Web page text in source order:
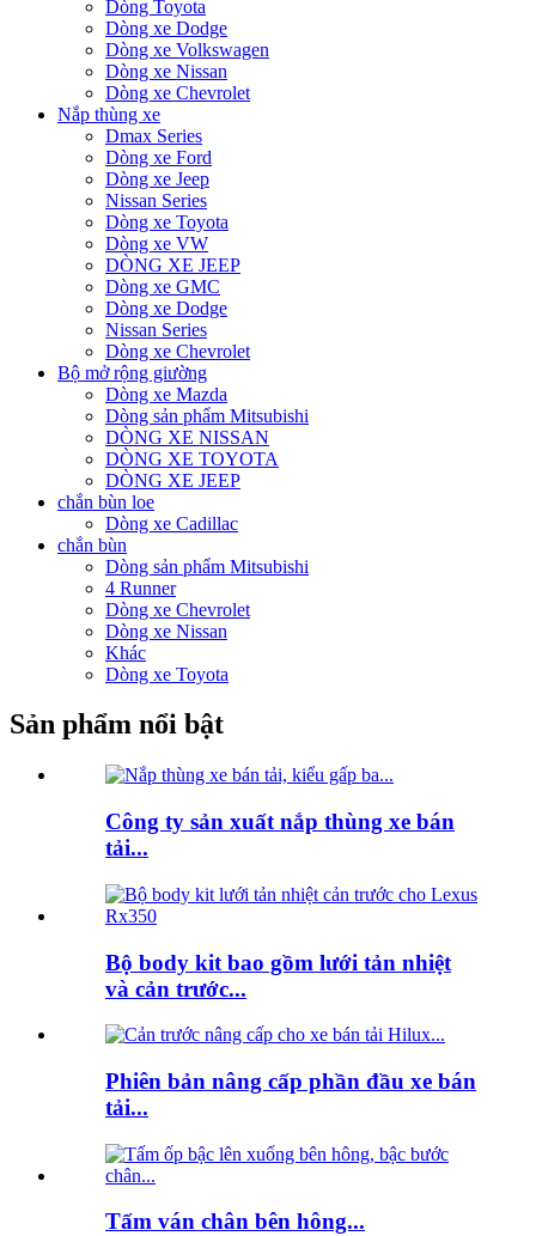
Dòng Toyota
Dòng xe Dodge
Dòng xe Volkswagen
Dòng xe Nissan
Dòng xe Chevrolet
Nắp thùng xe
Dmax Series
Dòng xe Ford
Dòng xe Jeep
Nissan Series
Dòng xe Toyota
Dòng xe VW
DÒNG XE JEEP
Dòng xe GMC
Dòng xe Dodge
Nissan Series
Dòng xe Chevrolet
Bộ mở rộng giường
Dòng xe Mazda
Dòng sản phẩm Mitsubishi
DÒNG XE NISSAN
DÒNG XE TOYOTA
DÒNG XE JEEP
chắn bùn loe
Dòng xe Cadillac
chắn bùn
Dòng sản phẩm Mitsubishi
4 Runner
Dòng xe Chevrolet
Dòng xe Nissan
Khác
Dòng xe Toyota
Sản phẩm nổi bật
Công ty sản xuất nắp thùng xe bán
tải...
Bộ body kit bao gồm lưới tản nhiệt
và cản trước...
Phiên bản nâng cấp phần đầu xe bán
tải...
Tấm ván chân bên hông...